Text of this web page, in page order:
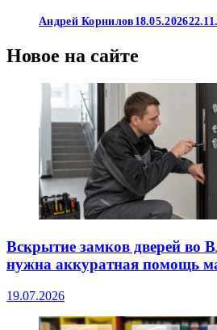
Андрей Корнилов 18.05.2026
Новое на сайте
Вскрытие замков дверей во
нужна аккуратная помощь
19.07.2026